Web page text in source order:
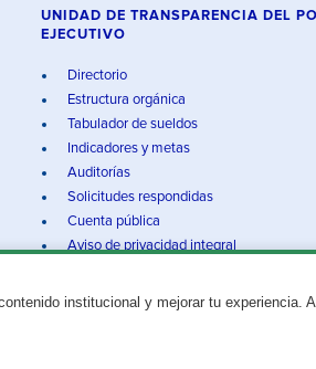
institucional y mejorar tu experiencia.
UNIDAD DE TRANSPARENCIA DEL
EJECUTIVO
Directorio
Estructura orgánica
Tabulador de sueldos
Indicadores y metas
Auditorías
Solicitudes respondidas
Cuenta pública
Aviso de privacidad integral
de Guanajuato